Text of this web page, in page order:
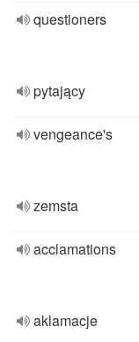
questioners
pytający
vengeance's
zemsta
acclamations
aklamacje